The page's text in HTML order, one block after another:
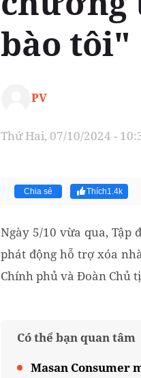
bào tôi"
PV
Thứ Hai, 07/10/2024 -
Chia sẻ Thích1.4k
Ngày 5/10 vừa qua,
phát động hỗ trợ xóa
Chính phủ và Đoàn Chủ
Có thể bạn quan tâm
Masan Consumer